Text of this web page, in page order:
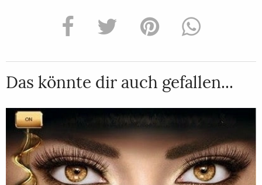
Das könnte dir auch gefallen...